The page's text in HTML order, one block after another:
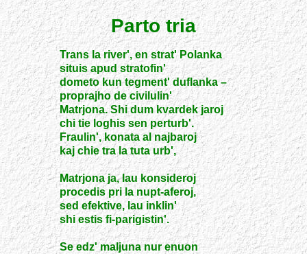
Parto tria
Trans la river', en strat' Polanka
situis apud stratofin'
dometo kun tegment' duflanka –
proprajho de civilulin'
Matrjona. Shi dum kvardek jaroj
chi tie loghis sen perturb'.
Fraulin', konata al najbaroj
kaj chie tra la tuta urb',
Matrjona ja, lau konsideroj
procedis pri la nupt-aferoj,
sed efektive, lau inklin'
shi estis fi-parigistin'.
Se edz' maljuna nur enuon